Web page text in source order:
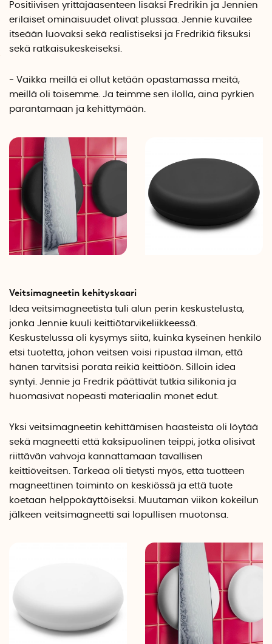
Positiivisen yrittäjäasenteen lisäksi Fredrikin ja Jennien
erilaiset ominaisuudet olivat plussaa. Jennie kuvailee
itseään luovaksi sekä realistiseksi ja Fredrikiä fiksuksi
sekä ratkaisukeskeiseksi.
- Vaikka meillä ei ollut ketään opastamassa meitä,
meillä oli toisemme. Ja teimme sen ilolla, aina pyrkien
parantamaan ja kehittymään.
Veitsimagneetin kehityskaari
Idea veitsimagneetista tuli alun perin keskustelusta,
jonka Jennie kuuli keittiötarvikeliikkeessä.
Keskustelussa oli kysymys siitä, kuinka kyseinen henkilö
etsi tuotetta, johon veitsen voisi ripustaa ilman, että
hänen tarvitsisi porata reikiä keittiöön. Silloin idea
syntyi. Jennie ja Fredrik päättivät tutkia silikonia ja
huomasivat nopeasti materiaalin monet edut.
Yksi veitsimagneetin kehittämisen haasteista oli löytää
sekä magneetti että kaksipuolinen teippi, jotka olisivat
riittävän vahvoja kannattamaan tavallisen
keittiöveitsen. Tärkeää oli tietysti myös, että tuotteen
magneettinen toiminto on keskiössä ja että tuote
koetaan helppokäyttöiseksi. Muutaman viikon kokeilun
jälkeen veitsimagneetti sai lopullisen muotonsa.